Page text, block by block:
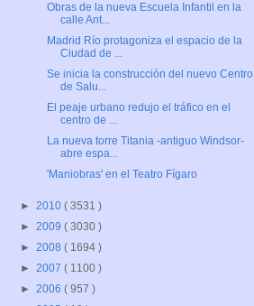
Obras de la nueva Escuela Infantil en la
calle Ant...
Madrid Río protagoniza el espacio de la
Ciudad de ...
Se inicia la construcción del nuevo Centro
de Salu...
El peaje urbano redujo el tráfico en el
centro de ...
La nueva torre Titania -antiguo Windsor-
abre espa...
'Maniobras' en el Teatro Fígaro
► 2010 ( 3531 )
► 2009 ( 3030 )
► 2008 ( 1694 )
► 2007 ( 1100 )
► 2006 ( 957 )